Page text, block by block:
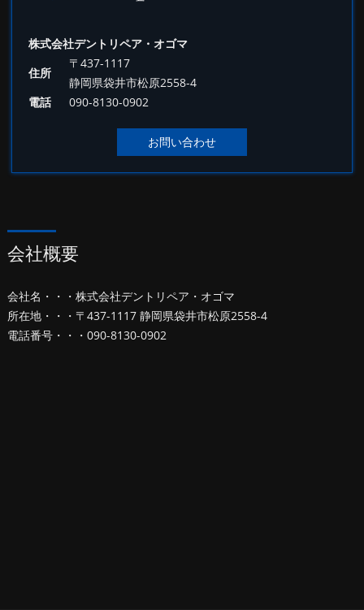
株式会社デントリペア・オゴマ
住所
〒437-1117
静岡県袋井市松原2558-4
電話
090-8130-0902
お問い合わせ
会社概要
会社名・・・株式会社デントリペア・オゴマ
所在地・・・〒437-1117 静岡県袋井市松原2558-4
電話番号・・・090-8130-0902